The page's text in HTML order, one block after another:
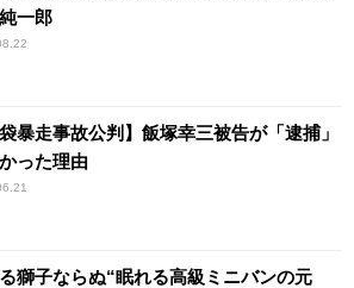
一郎
袋暴走事故公判】飯塚幸三被告が「逮捕」
った理由
獅子ならぬ“眠れる高級ミニバンの元